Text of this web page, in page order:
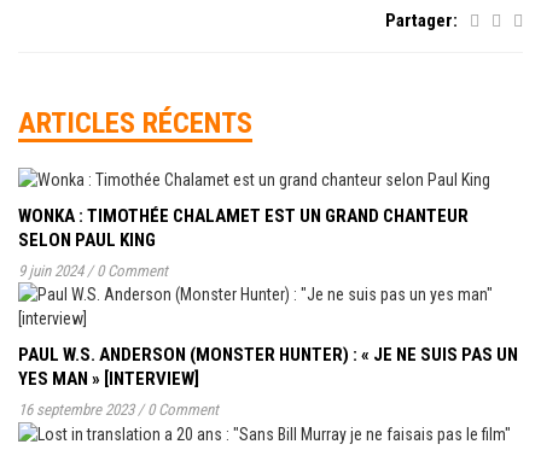
Partager:
ARTICLES RÉCENTS
WONKA : TIMOTHÉE CHALAMET EST UN GRAND CHANTEUR
SELON PAUL KING
9 juin 2024 / 0 Comment
PAUL W.S. ANDERSON (MONSTER HUNTER) : « JE NE SUIS PAS UN
YES MAN » [INTERVIEW]
16 septembre 2023 / 0 Comment